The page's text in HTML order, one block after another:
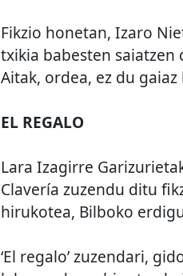
Fikzio honetan, Izaro
txikia babesten
Aitak, ordea, ez du
EL REGALO
Lara Izagirre
Clavería zuzendu ditu
hirukotea, Bilboko
‘El regalo’ zuzendari,